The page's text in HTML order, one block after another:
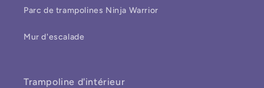
Parc de trampolines Ninja Warrior
Mur d'escalade
Trampoline d'intérieur